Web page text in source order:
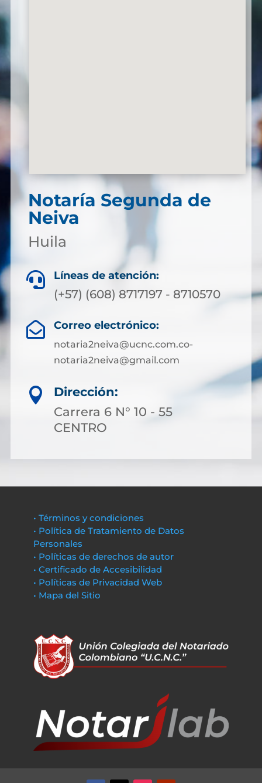
Notaría Segunda de
Neiva
Huila
 Líneas de atención:
(+57) (608) 8717197 - 8710570
 Correo electrónico:
notaria2neiva@ucnc.com.co-
notaria2neiva@gmail.com

Dirección:
Carrera 6 N° 10 - 55
CENTRO
• Términos y condiciones
• Política de Tratamiento de Datos
Personales
• Políticas de derechos de autor
• Certificado de Accesibilidad
• Políticas de Privacidad Web
• Mapa del Sitio